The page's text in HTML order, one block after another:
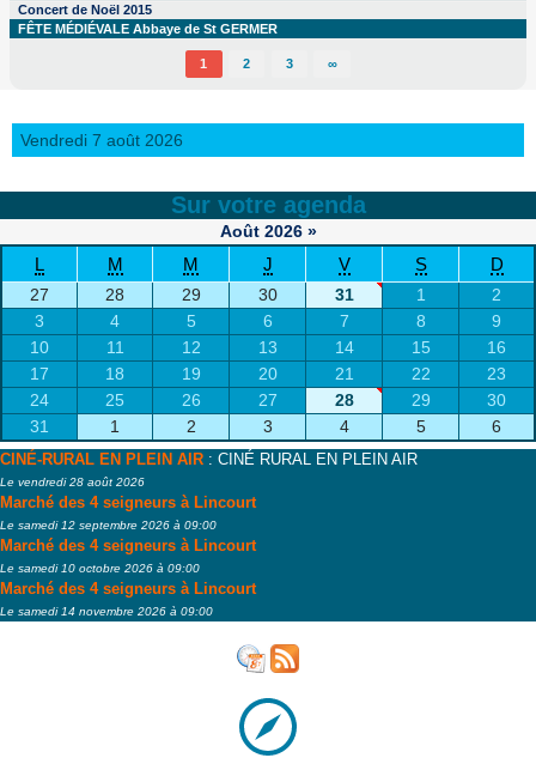
Concert de Noël 2015
FÊTE MÉDIÉVALE Abbaye de St GERMER
1 2 3 ∞
Vendredi 7 août 2026
Sur votre agenda
Août 2026 »
L M M J V S D
27 28 29 30 31 1
2
3
4 5 6 7 8
9
10
11 12 13 14 15
16
17
18 19 20 21 22
23
24
25 26 27 28 29
30
31
1 2 3 4 5 6
CINÉ-RURAL EN PLEIN AIR : CINÉ RURAL EN PLEIN AIR
Le vendredi 28 août 2026
Marché des 4 seigneurs à Lincourt
Le samedi 12 septembre 2026 à 09:00
Marché des 4 seigneurs à Lincourt
Le samedi 10 octobre 2026 à 09:00
Marché des 4 seigneurs à Lincourt
Le samedi 14 novembre 2026 à 09:00